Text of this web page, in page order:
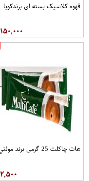
قهوه کلاسيک بسته ای برندکوپا
۱۵۰,۰۰۰
هات چاکلت 25 گرمی برند مولتي کافه
۲,۵۰۰